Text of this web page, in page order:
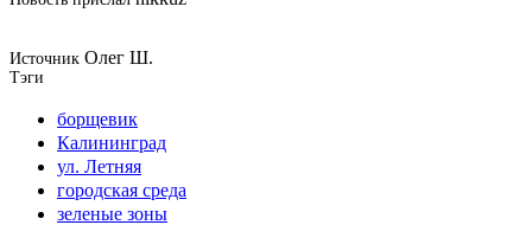
Источник Олег Ш.
Тэги
борщевик
Калининград
ул. Летняя
городская среда
зеленые зоны